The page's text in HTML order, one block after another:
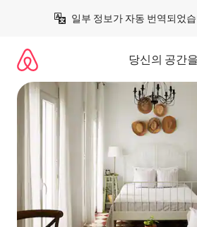
일부 정보가 자동 번역되었
당신의 공간